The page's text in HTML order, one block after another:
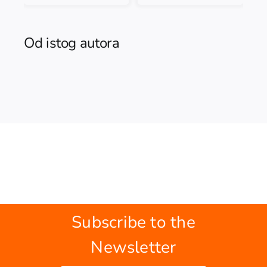
Od istog autora
Subscribe to the
Newsletter